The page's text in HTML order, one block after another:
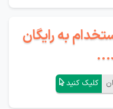
به رایگان
کلیک کنید